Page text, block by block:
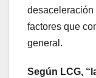
desaceleración
factores que
general.
Según LCG,